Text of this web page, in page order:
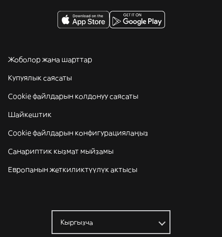
Жоболор жана шарттар
Купуялык саясаты
Cookie файлдарын колдонуу саясаты
Шайкештик
Cookie файлдарын конфигурациялаңыз
Санариптик кызмат мыйзамы
Европанын жеткиликтүүлүк актысы